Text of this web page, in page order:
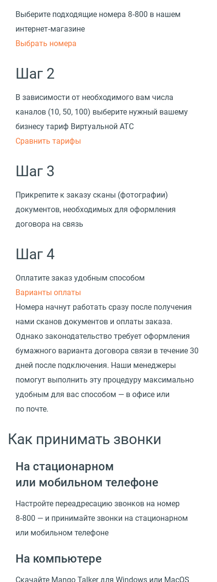
Выберите подходящие номера 8‑800 в нашем
интернет‑магазине
Выбрать номера
Шаг 2
В зависимости от необходимого вам числа
каналов (10, 50, 100) выберите нужный вашему
бизнесу тариф Виртуальной АТС
Cравнить тарифы
Шаг 3
Прикрепите к заказу сканы (фотографии)
документов, необходимых для оформления
договора на связь
Шаг 4
Оплатите заказ удобным способом
Варианты оплаты
Номера начнут работать сразу после получения
нами сканов документов и оплаты заказа.
Однако законодательство требует оформления
бумажного варианта договора связи в течение 30
дней после подключения. Наши менеджеры
помогут выполнить эту процедуру максимально
удобным для вас способом — в офисе или
по почте.
Как принимать звонки
На стационарном
или мобильном телефоне
Настройте переадресацию звонков на номер
8‑800 — и принимайте звонки на стационарном
или мобильном телефоне
На компьютере
Скачайте Mango Talker для Windows или MacOS